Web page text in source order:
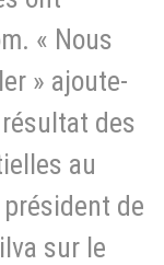
« Nous
» ajoute-
des
au
de
sur le